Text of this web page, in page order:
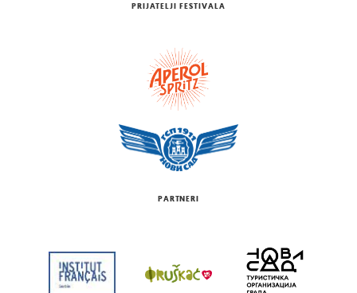
PRIJATELJI FESTIVALA
PARTNERI